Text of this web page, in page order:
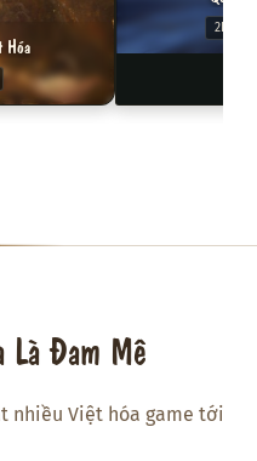
Hóa
2D
Đam Mê
nhiều Việt hóa game tới